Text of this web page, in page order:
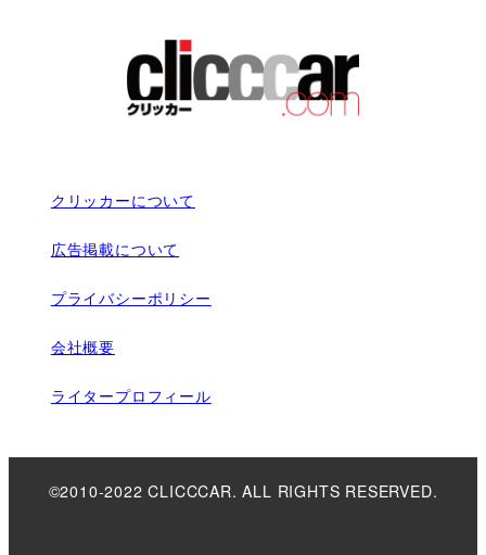
クリッカーについて
広告掲載について
プライバシーポリシー
会社概要
ライタープロフィール
©2010-2022 CLICCCAR. ALL RIGHTS RESERVED.